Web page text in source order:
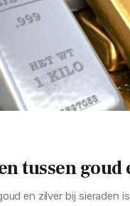
tussen goud
en zilver bij sieraden